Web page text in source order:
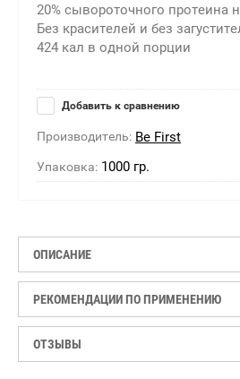
20% сывороточного протеина
Без красителей и без
424 кал в одной порции
Добавить к сравнению
Производитель: Be First
Упаковка: 1000 гр.
ОПИСАНИЕ
РЕКОМЕНДАЦИИ ПО ПРИМЕНЕНИЮ
ОТЗЫВЫ